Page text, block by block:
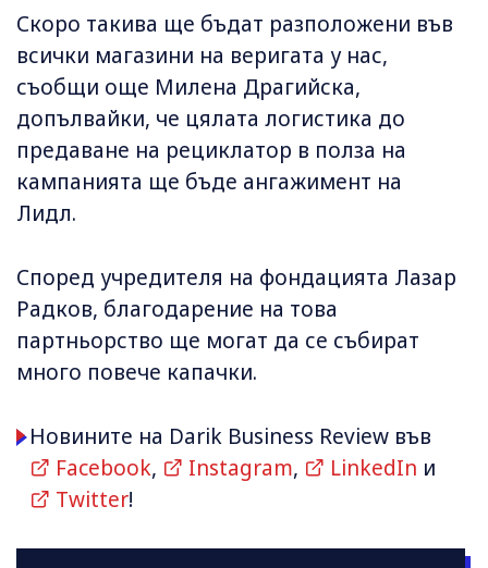
Скоро такива ще бъдат разположени във
всички магазини на веригата у нас,
съобщи още Милена Драгийска,
допълвайки, че цялата логистика до
предаване на рециклатор в полза на
кампанията ще бъде ангажимент на
Лидл.
Според учредителя на фондацията Лазар
Радков, благодарение на това
партньорство ще могат да се събират
много повече капачки.
Новините на Darik Business Review във
Facebook, Instagram, LinkedIn и
Twitter!